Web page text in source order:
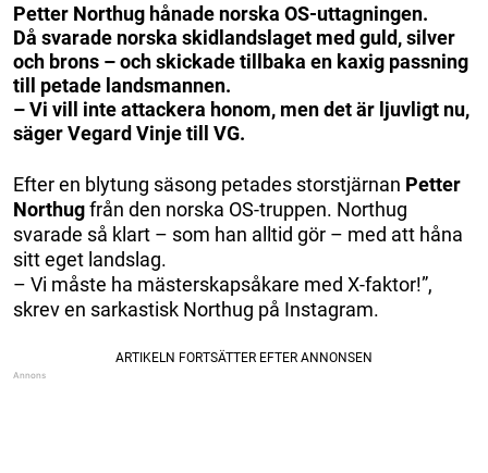
Petter Northug hånade norska OS-uttagningen.
Då svarade norska skidlandslaget med guld, silver
och brons – och skickade tillbaka en kaxig passning
till petade landsmannen.
– Vi vill inte attackera honom, men det är ljuvligt nu,
säger Vegard Vinje till VG.
Efter en blytung säsong petades storstjärnan Petter
Northugfrån den norska OS-truppen. Northug
svarade så klart – som han alltid gör – med att håna
sitt eget landslag.
– Vi måste ha mästerskapsåkare med X-faktor!”,
skrev en sarkastisk Northug på Instagram.